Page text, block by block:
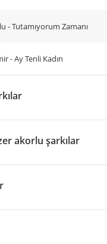
- Tutamıyorum Zamanı
- Ay Tenli Kadın
akorlu şarkılar